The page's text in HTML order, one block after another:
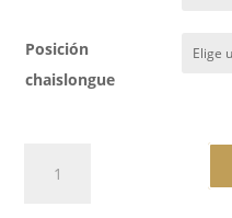
Posición
chaislongue
SÉRATON